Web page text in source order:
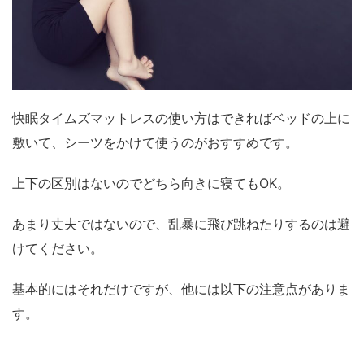
快眠タイムズマットレスの使い方はできればベッドの上に
敷いて、シーツをかけて使うのがおすすめです。
上下の区別はないのでどちら向きに寝てもOK。
あまり丈夫ではないので、乱暴に飛び跳ねたりするのは避
けてください。
基本的にはそれだけですが、他には以下の注意点がありま
す。